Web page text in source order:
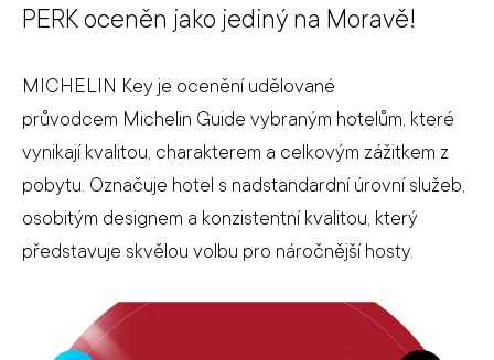
PERK oceněn jako jediný na Moravě!
MICHELIN Key je ocenění udělované
průvodcem Michelin Guide vybraným hotelům, které
vynikají kvalitou, charakterem a celkovým zážitkem z
pobytu. Označuje hotel s nadstandardní úrovní služeb,
osobitým designem a konzistentní kvalitou, který
představuje skvělou volbu pro náročnější hosty.